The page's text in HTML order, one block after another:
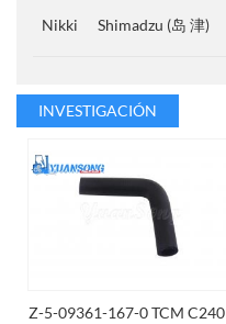
Nikki Shimadzu (岛 津)
INVESTIGACIÓN
Z-5-09361-167-0 TCM C240 ​​